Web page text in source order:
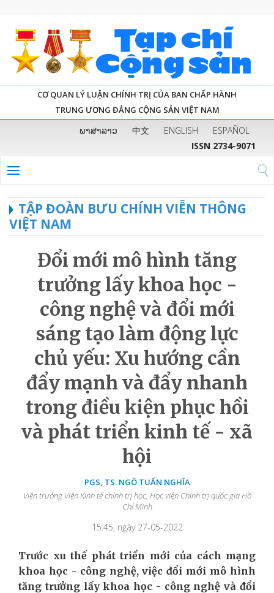
CƠ QUAN LÝ LUẬN CHÍNH TRỊ CỦA BAN CHẤP HÀNH
TRUNG ƯƠNG ĐẢNG CỘNG SẢN VIỆT NAM
ພາສາລາວ 中文 ENGLISH
ESPAÑOL
ISSN 2734-9071
TẬP ĐOÀN BƯU CHÍNH VIỄN THÔNG
VIỆT NAM
Đổi mới mô hình tăng
trưởng lấy khoa học -
công nghệ và đổi mới
sáng tạo làm động lực
chủ yếu: Xu hướng cần
đẩy mạnh và đẩy nhanh
trong điều kiện phục hồi
và phát triển kinh tế - xã
hội
PGS, TS. NGÔ TUẤN NGHĨA
Viện trưởng Viện Kinh tế chính trị học, Học viện Chính trị quốc gia Hồ
Chí Minh
15:45, ngày 27-05-2022
Trước xu thế phát triển mới của cách mạng
khoa học - công nghệ, việc đổi mới mô hình
tăng trưởng lấy khoa học - công nghệ và đổi